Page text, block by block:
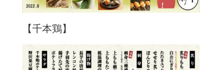
【千本鶏】